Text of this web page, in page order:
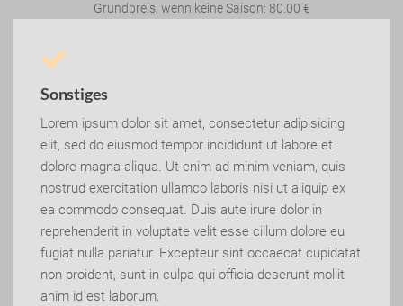
Grundpreis, wenn keine Saison: 80.00 €
Sonstiges
Lorem ipsum dolor sit amet, consectetur adipisicing
elit, sed do eiusmod tempor incididunt ut labore et
dolore magna aliqua. Ut enim ad minim veniam, quis
nostrud exercitation ullamco laboris nisi ut aliquip ex
ea commodo consequat. Duis aute irure dolor in
reprehenderit in voluptate velit esse cillum dolore eu
fugiat nulla pariatur. Excepteur sint occaecat cupidatat
non proident, sunt in culpa qui officia deserunt mollit
anim id est laborum.